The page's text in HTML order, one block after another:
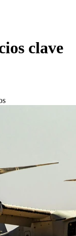
clave